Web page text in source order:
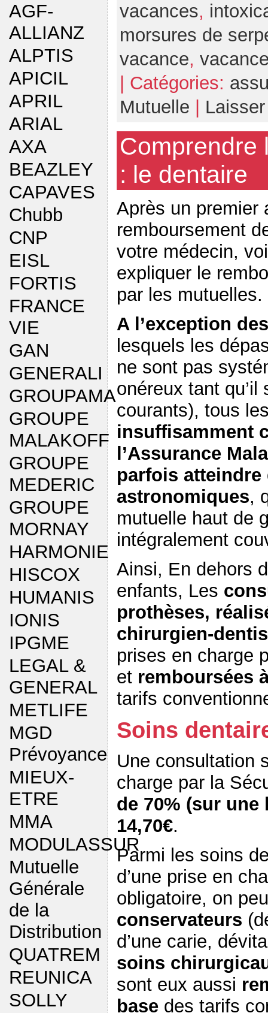
AGF-
ALLIANZ
ALPTIS
APICIL
APRIL
ARIAL
AXA
BEAZLEY
CAPAVES
Chubb
CNP
EISL
FORTIS
FRANCE
VIE
GAN
GENERALI
GROUPAMA
GROUPE
MALAKOFF
GROUPE
MEDERIC
GROUPE
MORNAY
HARMONIE
HISCOX
HUMANIS
IONIS
IPGME
LEGAL &
GENERAL
METLIFE
MGD
Prévoyance
MIEUX-
ETRE
MMA
MODULASSUR
Mutuelle
Générale
de la
Distribution
QUATREM
REUNICA
SOLLY
vacances,
morsures de
vacance,
| Catégories:
Mutuelle
Comprendre
: le dentaire
Après un premier
remboursement
votre médecin,
expliquer le
par les mutuelles.
A l’exception
lesquels les
ne sont pas
onéreux tant qu’il
courants), tous
insuffisamment
l’Assurance
parfois atteindre
astronomiques,
mutuelle haut de
intégralement
Ainsi, En dehors
enfants, Les
prothèses,
chirurgien-
prises en charge
et remboursées
tarifs
Soins
Une consultation
charge par la
de 70% (sur une
14,70€.
Parmi les soins
d’une prise en
obligatoire, on
conservateurs
d’une carie,
soins
sont eux aussi
base des tarifs